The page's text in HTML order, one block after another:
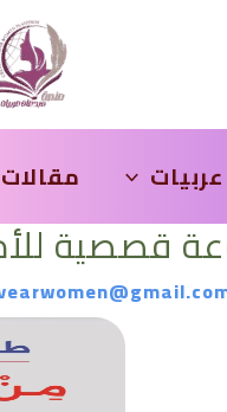
مقالات
قصصية